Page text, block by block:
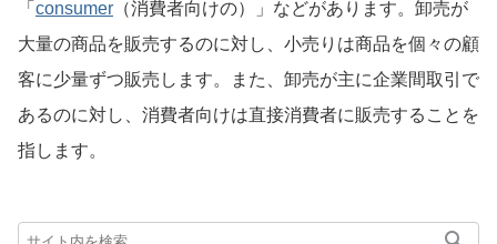
「 consumer （消費者向けの）」などがあります。卸売が
大量の商品を販売するのに対し、小売りは商品を個々の顧
客に少量ずつ販売します。また、卸売が主に企業間取引で
あるのに対し、消費者向けは直接消費者に販売することを
指します。